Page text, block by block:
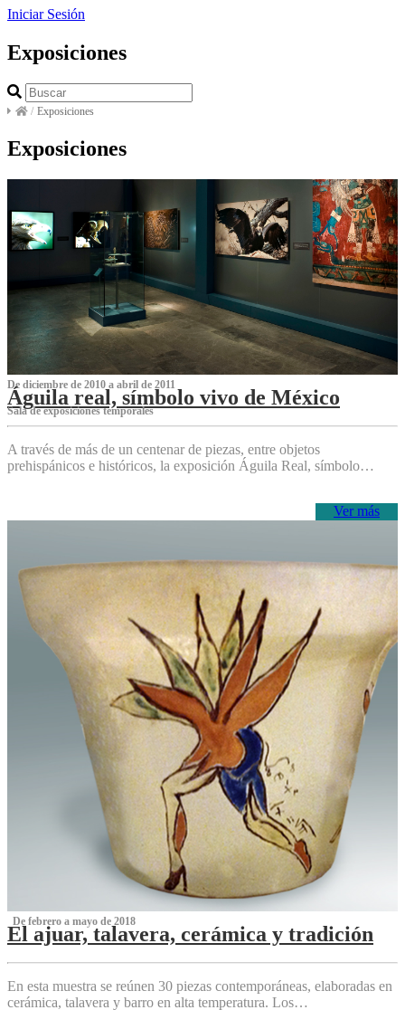
Iniciar Sesión
Exposiciones
/ Exposiciones
Exposiciones
De diciembre de 2010 a abril de 2011
Águila real, símbolo vivo de México
Sala de exposiciones temporales
A través de más de un centenar de piezas, entre objetos
prehispánicos e históricos, la exposición Águila Real, símbolo…
Ver más
‌ De febrero a mayo de 2018
El ajuar, talavera, cerámica y tradición
‌
En esta muestra se reúnen 30 piezas contemporáneas, elaboradas en
cerámica, talavera y barro en alta temperatura. Los…